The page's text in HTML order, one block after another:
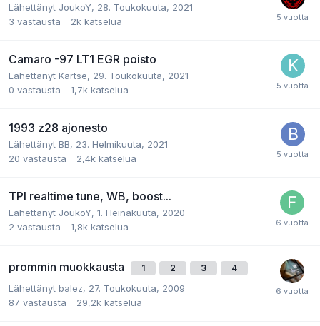
Lähettänyt JoukoY, 28. Toukokuuta, 2021
3 vastausta 2k katselua
Camaro -97 LT1 EGR poisto
Lähettänyt Kartse, 29. Toukokuuta, 2021
0 vastausta 1,7k katselua
1993 z28 ajonesto
Lähettänyt BB, 23. Helmikuuta, 2021
20 vastausta 2,4k katselua
TPI realtime tune, WB, boost...
Lähettänyt JoukoY, 1. Heinäkuuta, 2020
2 vastausta 1,8k katselua
prommin muokkausta 1 2 3 4
Lähettänyt balez, 27. Toukokuuta, 2009
87 vastausta 29,2k katselua